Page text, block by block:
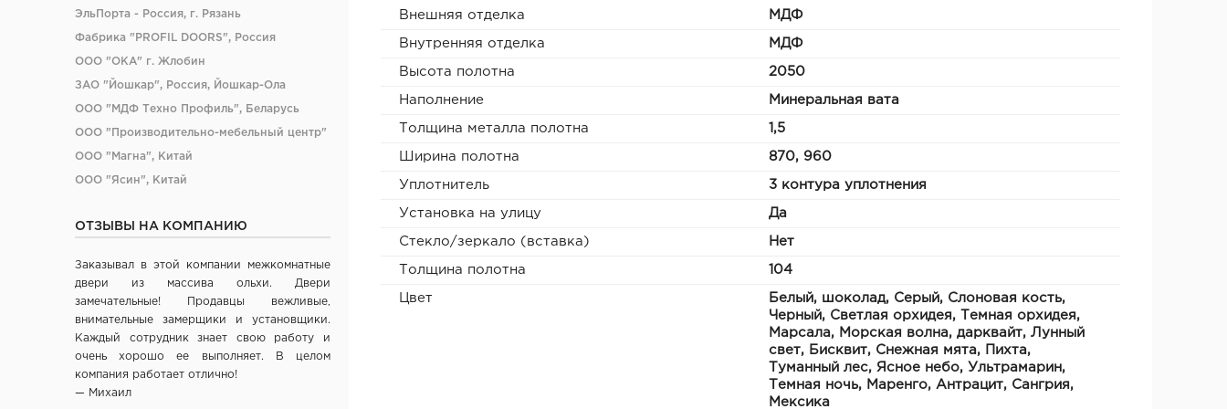
ЭльПорта - Россия, г. Рязань
Фабрика "PROFIL DOORS", Россия
ООО "ОКА" г. Жлобин
ЗАО "Йошкар", Россия, Йошкар-Ола
ООО "МДФ Техно Профиль", Беларусь
ООО "Производительно-мебельный центр"
ООО "Магна", Китай
ООО "Ясин", Китай
ООО "Промет", г. Москва
Verda ЗАО "ПО Одинцово", г. Москва
ОАО "Стройдетали" г. Вилейка
ОАО Лесплитинвест, СПБ, Россия
ООО "Вудрев" г. Мозырь
ООО "Прима Порта", Минск
ОТЗЫВЫ НА КОМПАНИЮ
Заказывал в этой компании межкомнатные
двери из массива ольхи. Двери
замечательные! Продавцы вежливые,
внимательные замерщики и установщики.
Каждый сотрудник знает свою работу и
очень хорошо ее выполняет. В целом
компания работает отлично!
— Михаил
Внешняя отделка МДФ
Внутренняя отделка МДФ
Высота полотна 2050
Наполнение Минеральная вата
Толщина металла полотна 1,5
Ширина полотна 870, 960
Уплотнитель 3 контура уплотнения
Установка на улицу Да
Стекло/зеркало (вставка) Нет
Толщина полотна 104
Цвет
Белый, шоколад, Серый, Слоновая кость,
Черный, Светлая орхидея, Темная орхидея,
Марсала, Морская волна, дарквайт, Лунный
свет, Бисквит, Снежная мята, Пихта,
Туманный лес, Ясное небо, Ультрамарин,
Темная ночь, Маренго, Антрацит, Сангрия,
Мексика